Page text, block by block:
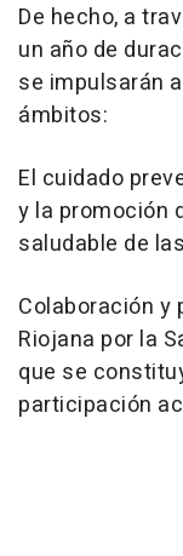
De hecho, a
un año de
se impulsarán
ámbitos:
El cuidado
y la promoción
saludable de
Colaboración y
Riojana por la
que se
participación